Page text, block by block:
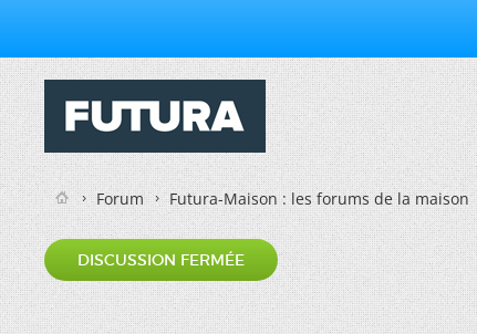
Forum Futura-Maison : les forums de la maison
DISCUSSION FERMÉE